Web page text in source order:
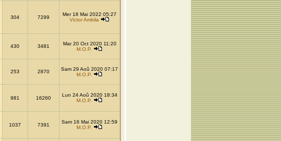
304 7299
Mer 18 Mai 2022 05:27
Victor Ambila
430 3481
Mar 20 Oct 2020 11:20
M.O.P.
253 2870
Sam 29 Aoû 2020 07:17
M.O.P.
981 16260
Lun 24 Aoû 2020 18:34
M.O.P.
1037 7391
Sam 16 Mai 2020 12:59
M.O.P.